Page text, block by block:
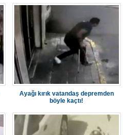
Ayağı kırık vatandaş depremden
böyle kaçtı!